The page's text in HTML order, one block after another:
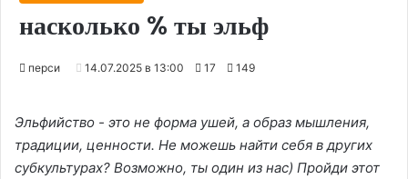
насколько % ты эльф
перси 14.07.2025 в 13:00 17 149
Эльфийство - это не форма ушей, а образ мышления,
традиции, ценности. Не можешь найти себя в других
субкультурах? Возможно, ты один из нас) Пройди этот